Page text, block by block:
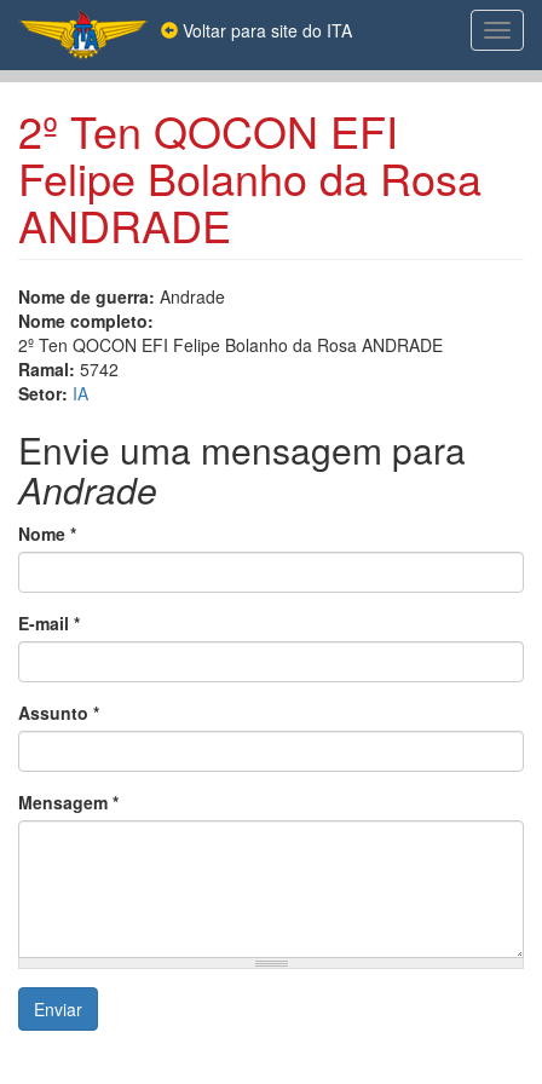
para
conteúdo
Voltar para site do ITA
2º Ten QOCON EFI
Felipe Bolanho da Rosa
ANDRADE
Nome de guerra: Andrade
Nome completo:
2º Ten QOCON EFI Felipe Bolanho da Rosa ANDRADE
Ramal: 5742
Setor: IA
Envie uma mensagem para
Andrade
Nome *
E-mail *
Assunto *
Mensagem *
Enviar